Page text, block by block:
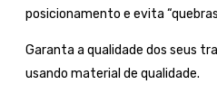
posicionamento e evita
Garanta a qualidade dos seus
usando material de qualidade.